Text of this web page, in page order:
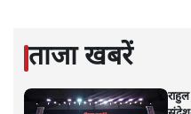
लेकिन क्या भाजपा
राजनीति| ओंकारेश्वर पांडेय| 28